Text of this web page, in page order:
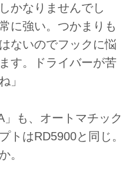
かなりませんでし
に強い。つかまりも
ないのでフックに悩
す。ドライバーが苦
」
」も、オートマチック
トはRD5900と同じ。
。